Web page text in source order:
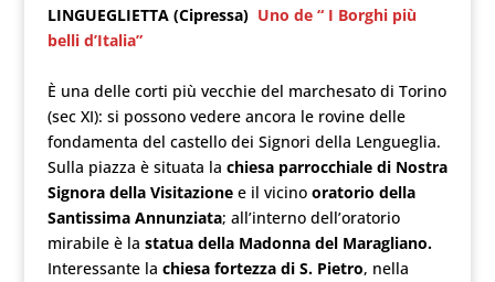
LINGUEGLIETTA (Cipressa) Uno de “ I Borghi più
belli d’Italia”
È una delle corti più vecchie del marchesato di Torino
(sec XI): si possono vedere ancora le rovine delle
fondamenta del castello dei Signori della Lengueglia.
Sulla piazza è situata la chiesa parrocchiale di Nostra
Signora della Visitazionee il vicino oratorio della
Santissima Annunziata; all’interno dell’oratorio
mirabile è la statua della Madonna del Maragliano.
Interessante la chiesa fortezza di S. Pietro, nella